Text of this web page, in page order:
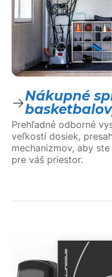
Nákupné
Prehľadné odborné
veľkostí dosiek,
mechanizmov, aby
pre váš priestor.